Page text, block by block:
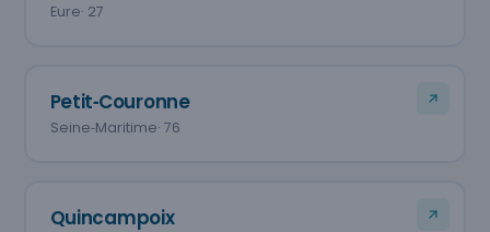
Eure· 27
Petit‑Couronne
Seine‑Maritime· 76
Quincampoix